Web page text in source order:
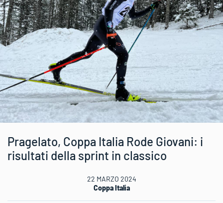
Pragelato, Coppa Italia Rode Giovani: i
risultati della sprint in classico
22 MARZO 2024
Coppa Italia